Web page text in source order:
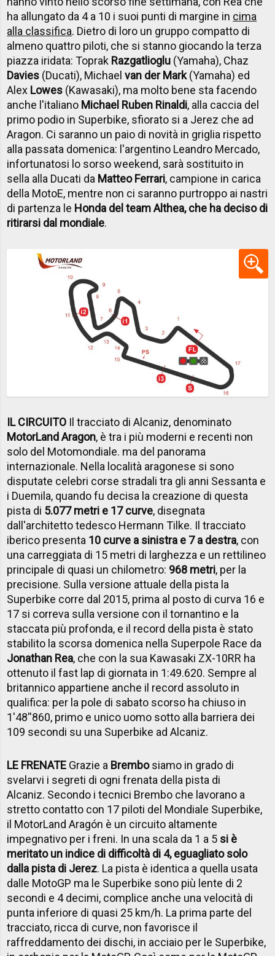
ha allungato da 4 a 10 i suoi punti di margine in cima
alla classifica. Dietro di loro un gruppo compatto di
almeno quattro piloti, che si stanno giocando la terza
piazza iridata: Toprak Razgatlioglu (Yamaha), Chaz
Davies (Ducati), Michaelvan der Mark(Yamaha) ed
Alex Lowes (Kawasaki), ma molto bene sta facendo
anche l'italiano Michael Ruben Rinaldi, alla caccia del
primo podio in Superbike, sfiorato si a Jerez che ad
Aragon. Ci saranno un paio di novità in griglia rispetto
alla passata domenica: l'argentino Leandro Mercado,
infortunatosi lo sorso weekend, sarà sostituito in
sella alla Ducati da Matteo Ferrari, campione in carica
della MotoE, mentre non ci saranno purtroppo ai nastri
di partenza le Honda del team Althea, che ha deciso di
ritirarsi dal mondiale.
IL CIRCUITO Il tracciato di Alcaniz, denominato
MotorLand Aragon, è tra i più moderni e recenti non
solo del Motomondiale. ma del panorama
internazionale. Nella località aragonese si sono
disputate celebri corse stradali tra gli anni Sessanta e
i Duemila, quando fu decisa la creazione di questa
pista di 5.077 metri e 17 curve, disegnata
dall'architetto tedesco Hermann Tilke. Il tracciato
iberico presenta 10 curve a sinistra e 7 a destra, con
una carreggiata di 15 metri di larghezza e un rettilineo
principale di quasi un chilometro: 968 metri, per la
precisione. Sulla versione attuale della pista la
Superbike corre dal 2015, prima al posto di curva 16 e
17 si correva sulla versione con il tornantino e la
staccata più profonda, e il record della pista è stato
stabilito la scorsa domenica nella Superpole Race da
Jonathan Rea, che con la sua Kawasaki ZX-10RR ha
ottenuto il fast lap di giornata in 1:49.620. Sempre al
britannico appartiene anche il record assoluto in
qualifica: per la pole di sabato scorso ha chiuso in
1'48''860, primo e unico uomo sotto alla barriera dei
109 secondi su una Superbike ad Alcaniz.
LE FRENATE Grazie a Brembosiamo in grado di
svelarvi i segreti di ogni frenata della pista di
Alcaniz. Secondo i tecnici Brembo che lavorano a
stretto contatto con 17 piloti del Mondiale Superbike,
il MotorLand Aragón è un circuito altamente
impegnativo per i freni. In una scala da 1 a 5 si è
meritato un indice di difficoltà di 4, eguagliato solo
dalla pista di Jerez. La pista è identica a quella usata
dalle MotoGP ma le Superbike sono più lente di 2
secondi e 4 decimi, complice anche una velocità di
punta inferiore di quasi 25 km/h. La prima parte del
tracciato, ricca di curve, non favorisce il
raffreddamento dei dischi, in acciaio per le Superbike,